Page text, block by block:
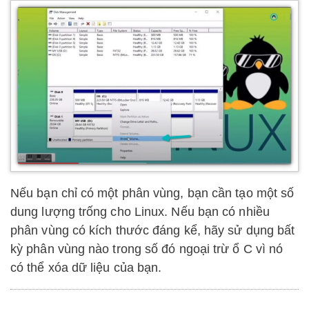
Nếu bạn chỉ có một phân vùng, bạn cần tạo một số
dung lượng trống cho Linux. Nếu bạn có nhiều
phân vùng có kích thước đáng kể, hãy sử dụng bất
kỳ phân vùng nào trong số đó ngoại trừ ổ C vì nó
có thể xóa dữ liệu của bạn.